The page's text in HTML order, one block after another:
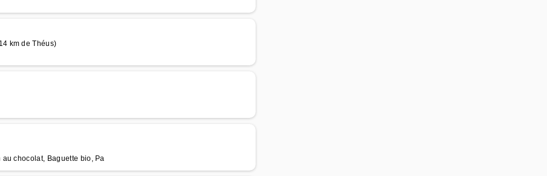
km de Théus)
chocolat, Baguette bio, Pa